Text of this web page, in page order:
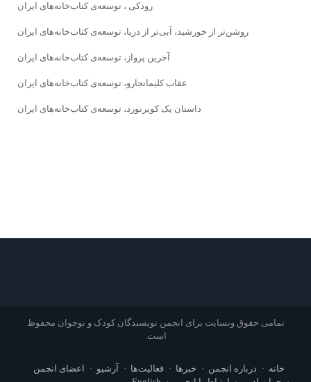
رودکى ، توسعه‌ى کتاب‌خانه‌هاى ایران
روشن‌تر از خورشید، آبى‌تر از دریا، توسعه‌ى کتاب‌خانه‌هاى ایران
آخرین پرواز، توسعه‌ى کتاب‌خانه‌هاى ایران
عقاب کلیمانجارو، توسعه‌ى کتاب‌خانه‌هاى ایران
داستان یک کویرنورد، توسعه‌ى کتاب‌خانه‌هاى ایران
تمامی حقوق وبسایت برای انجمن نویسندگان کودک و نوجوان محفوظ
است.
خانه درباره انجمن خبرها فعالیت‌ها آرشیو
اعضای انجمن